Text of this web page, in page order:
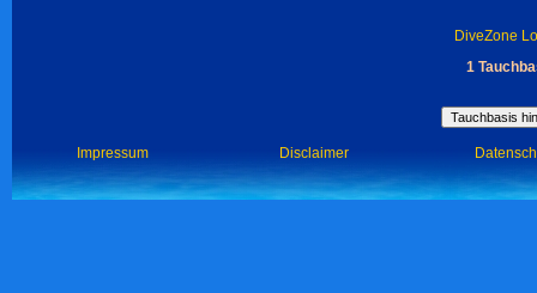
DiveZone
1
Impressum Disclaimer